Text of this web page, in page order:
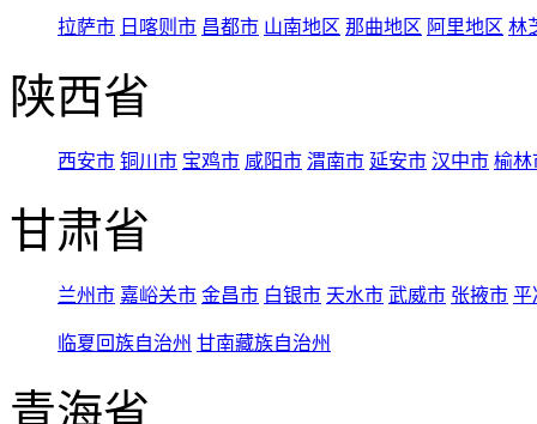
拉萨市 日喀则市 昌都市 山南地区 那曲地区 阿里地区 林
陕西省
西安市 铜川市 宝鸡市 咸阳市 渭南市 延安市 汉中市 榆林
甘肃省
兰州市 嘉峪关市 金昌市 白银市 天水市 武威市 张掖市 平
临夏回族自治州 甘南藏族自治州
青海省